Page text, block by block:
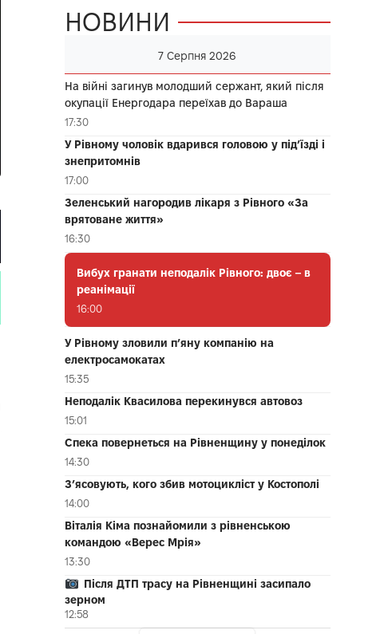
НОВИНИ
7 Серпня 2026
На війні загинув молодший сержант, який після
окупації Енергодара переїхав до Вараша
17:30
У Рівному чоловік вдарився головою у під’їзді і
знепритомнів
17:00
Зеленський нагородив лікаря з Рівного «За
врятоване життя»
16:30
Вибух гранати неподалік Рівного: двоє – в
реанімації
16:00
У Рівному зловили п’яну компанію на
електросамокатах
15:35
Неподалік Квасилова перекинувся автовоз
15:01
Спека повернеться на Рівненщину у понеділок
14:30
З’ясовують, кого збив мотоцикліст у Костополі
14:00
Віталія Кіма познайомили з рівненською
командою «Верес Мрія»
13:30
Після ДТП трасу на Рівненщині засипало
зерном
12:58